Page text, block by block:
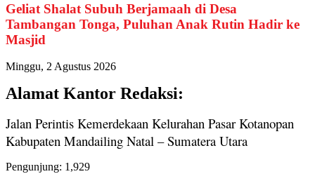
Geliat Shalat Subuh Berjamaah di Desa
Tambangan Tonga, Puluhan Anak Rutin Hadir ke
Masjid
Minggu, 2 Agustus 2026
Alamat Kantor Redaksi:
Jalan Perintis Kemerdekaan Kelurahan Pasar Kotanopan
Kabupaten Mandailing Natal – Sumatera Utara
Pengunjung: 1,929